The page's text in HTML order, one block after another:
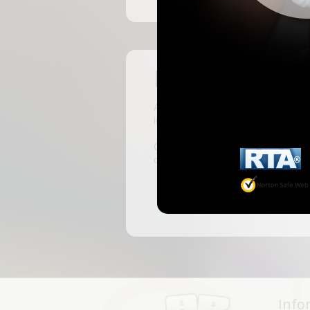
Pas encore
ABKingdom est le site français de
inscrivant, vous pourrez accéder
C'est rapide et gratuit, des milliers
discussions, faire des rencontres,